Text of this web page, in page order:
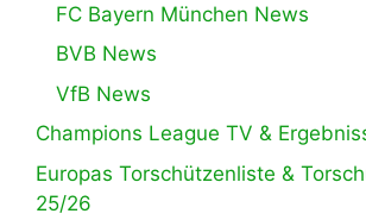
FC Bayern München News
BVB News
VfB News
Champions League TV &
Europas Torschützenliste &
25/26